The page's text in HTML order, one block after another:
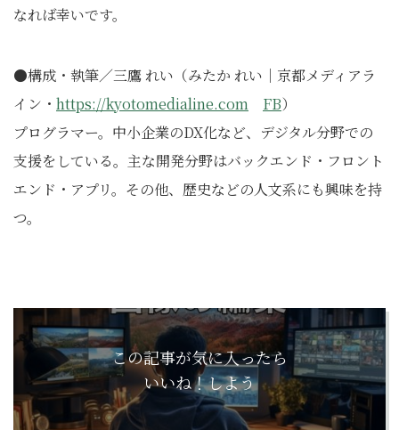
なれば幸いです。
●構成・執筆／三鷹 れい（みたか れい｜京都メディアラ
イン・ https://kyotomedialine.com FB）
プログラマー。中小企業のDX化など、デジタル分野での
支援をしている。主な開発分野はバックエンド・フロント
エンド・アプリ。その他、歴史などの人文系にも興味を持
つ。
この記事が気に入ったら
いいね！しよう